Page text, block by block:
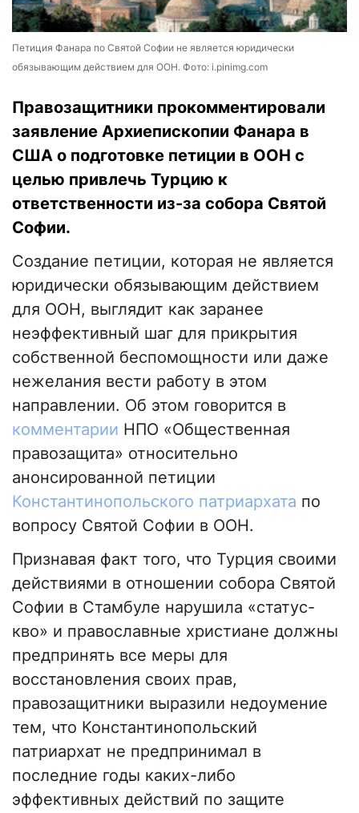
Петиция Фанара по Святой Софии не является юридически
обязывающим действием для ООН. Фото: i.pinimg.com
Правозащитники прокомментировали
заявление Архиепископии Фанара в
США о подготовке петиции в ООН с
целью привлечь Турцию к
ответственности из-за собора Святой
Софии.
Создание петиции, которая не является
юридически обязывающим действием
для ООН, выглядит как заранее
неэффективный шаг для прикрытия
собственной беспомощности или даже
нежелания вести работу в этом
направлении. Об этом говорится в
комментарии НПО «Общественная
правозащита» относительно
анонсированной петиции
Константинопольского патриархата по
вопросу Святой Софии в ООН.
Признавая факт того, что Турция своими
действиями в отношении собора Святой
Софии в Стамбуле нарушила «статус-
кво» и православные христиане должны
предпринять все меры для
восстановления своих прав,
правозащитники выразили недоумение
тем, что Константинопольский
патриархат не предпринимал в
последние годы каких-либо
эффективных действий по защите